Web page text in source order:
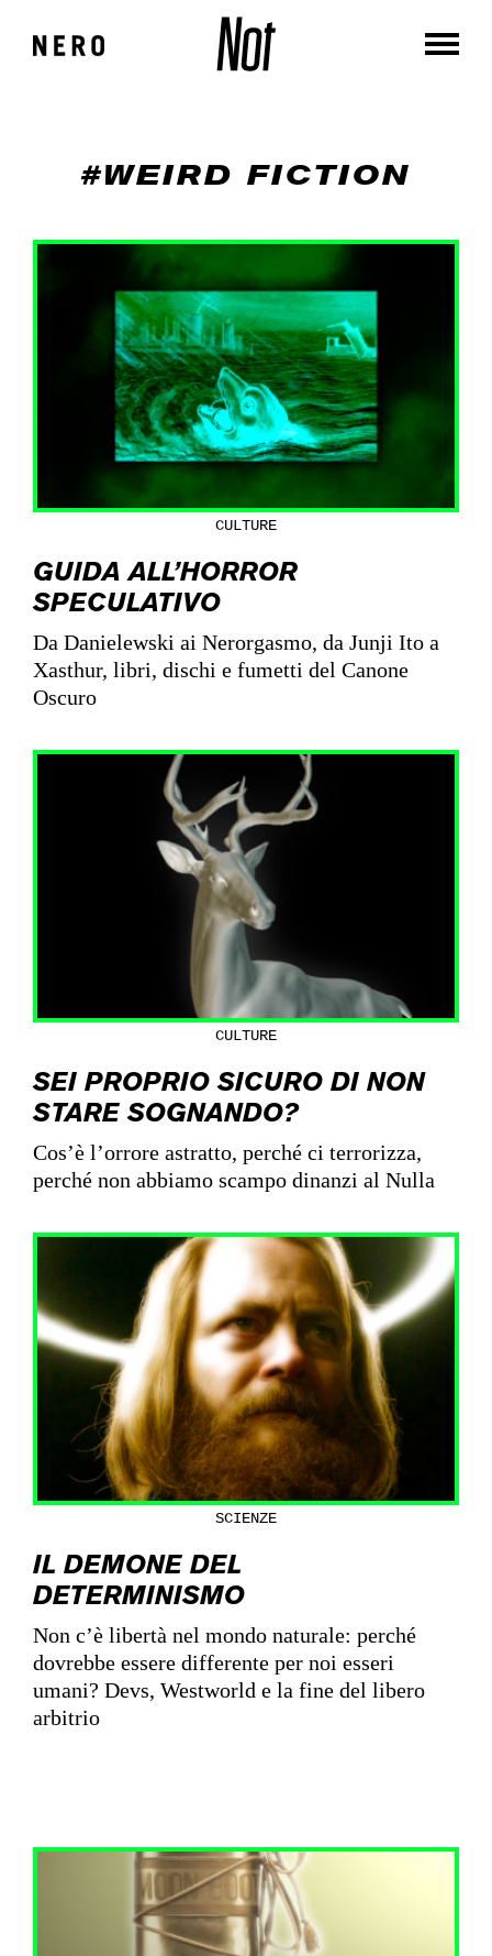
#WEIRD FICTION
CULTURE
GUIDA ALL’HORROR
SPECULATIVO
Da Danielewski ai Nerorgasmo, da Junji Ito a
Xasthur, libri, dischi e fumetti del Canone
Oscuro
CULTURE
SEI PROPRIO SICURO DI NON
STARE SOGNANDO?
Cos’è l’orrore astratto, perché ci terrorizza,
perché non abbiamo scampo dinanzi al Nulla
SCIENZE
IL DEMONE DEL
DETERMINISMO
Non c’è libertà nel mondo naturale: perché
dovrebbe essere differente per noi esseri
umani? Devs, Westworld e la fine del libero
arbitrio